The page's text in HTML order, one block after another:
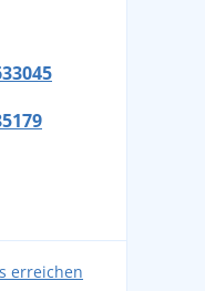
erreichen